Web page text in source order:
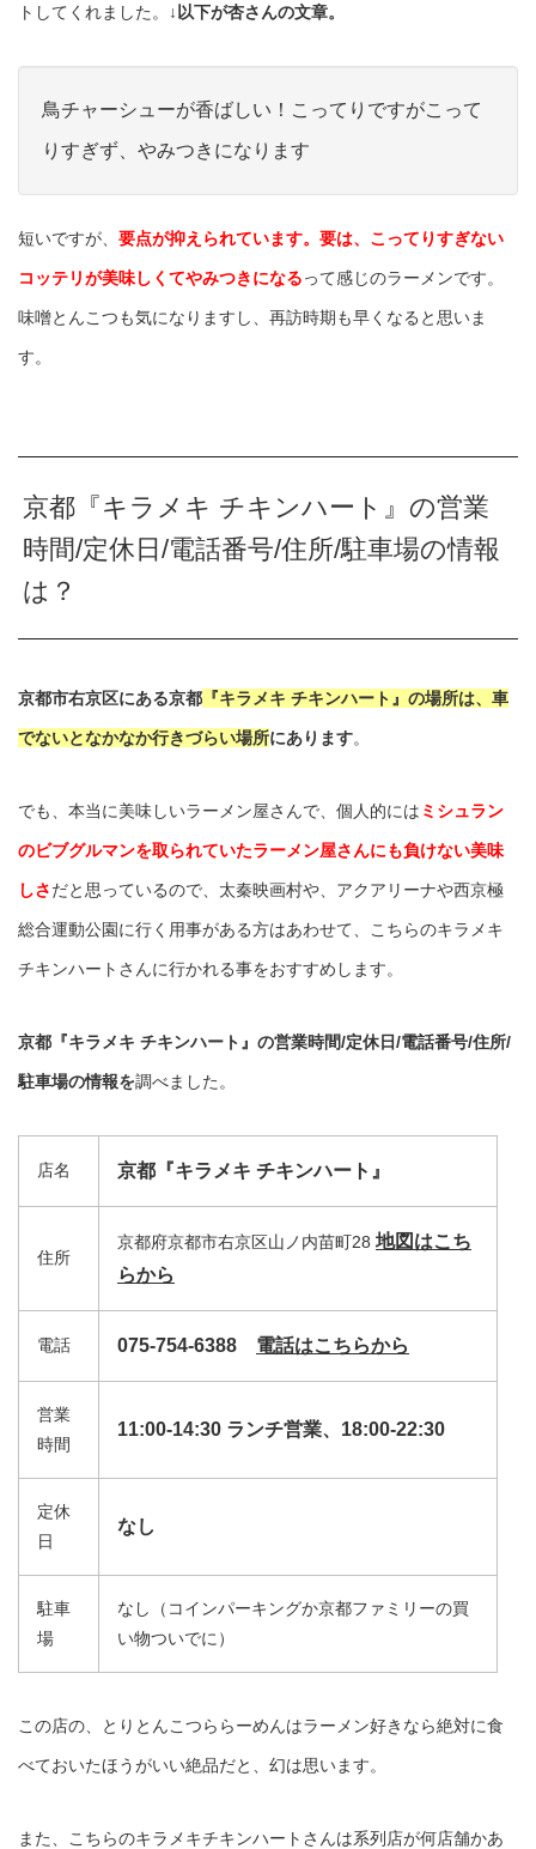
トしてくれました。 ↓以下が杏さんの文章。
鳥チャーシューが香ばしい！こってりですがこって
りすぎず、やみつきになります
短いですが、 要点が抑えられています。要は、こってりすぎない
コッテリが美味しくてやみつきになるって感じのラーメンです。
味噌とんこつも気になりますし、再訪時期も早くなると思いま
す。
京都『キラメキ チキンハート』の営業
時間/定休日/電話番号/住所/駐車場の情報
は？
京都市右京区にある京都 『キラメキ チキンハート』の場所は、車
でないとなかなか行きづらい場所にあります。
でも、本当に美味しいラーメン屋さんで、個人的には ミシュラン
のビブグルマンを取られていたラーメン屋さんにも負けない美味
しさだと思っているので、太秦映画村や、アクアリーナや西京極
総合運動公園に行く用事がある方はあわせて、こちらのキラメキ
チキンハートさんに行かれる事をおすすめします。
京都『キラメキ チキンハート』の営業時間/定休日/電話番号/住所/
駐車場の情報を調べました。
店名 京都『キラメキ チキンハート』
住所
京都府京都市右京区山ノ内苗町28 地図はこち
らから
電話 075-754-6388 電話はこちらから
営業
時間
11:00-14:30 ランチ営業、18:00-22:30
定休
日
なし
駐車
場
なし（コインパーキングか京都ファミリーの買
い物ついでに）
この店の、とりとんこつららーめんはラーメン好きなら絶対に食
べておいたほうがいい絶品だと、幻は思います。
また、こちらのキラメキチキンハートさんは系列店が何店舗かあ